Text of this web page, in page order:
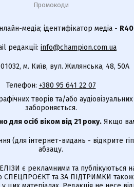
Промокоди
медіа; ідентифікатор медіа -
редакції: info@champion.com.ua
м. Київ, вул. Жилянська, 48, 50А
Телефон: +380 95 641 22 07
творів та/або
забороняється.
для осіб віком від 21 року. Якщо
(для інтернет-видань - відкрите
абзацу.
є рекламними та публікуються
СПЕЦПРОЄКТ та ЗА ПІДТРИМКИ